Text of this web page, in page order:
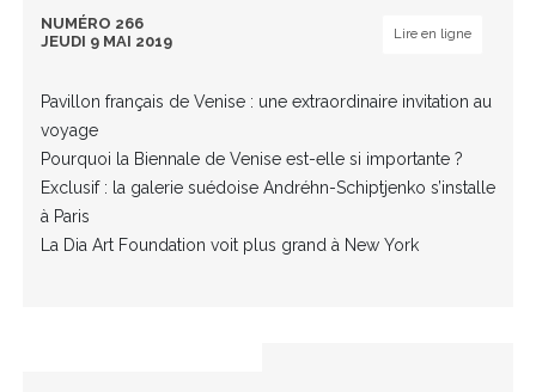
NUMÉRO 266
JEUDI 9 MAI 2019
Lire en ligne
Pavillon français de Venise : une extraordinaire invitation au
voyage
Pourquoi la Biennale de Venise est-elle si importante ?
Exclusif : la galerie suédoise Andréhn-Schiptjenko s’installe
à Paris
La Dia Art Foundation voit plus grand à New York